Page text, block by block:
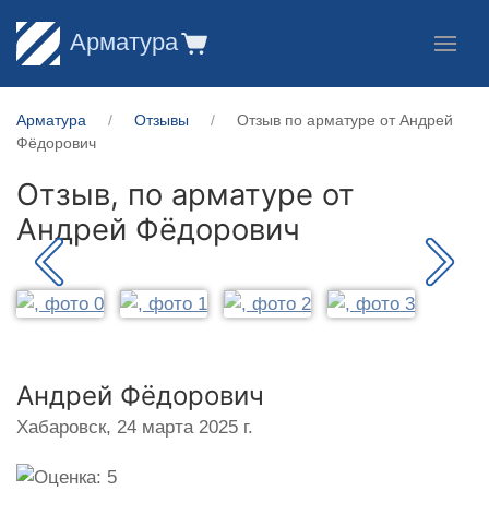
Арматура
Арматура Отзывы
Отзыв по арматуре от Андрей
Фёдорович
Отзыв, по арматуре от
Андрей Фёдорович
Андрей Фёдорович
Хабаровск, 24 марта 2025 г.